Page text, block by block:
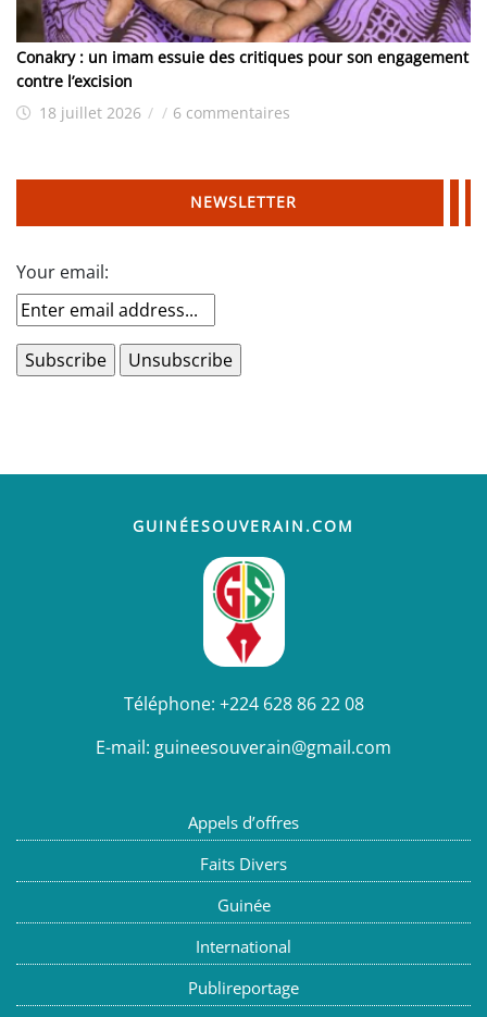
Conakry : un imam essuie des critiques pour son engagement
contre l’excision
18 juillet 2026 / / 6 commentaires
NEWSLETTER
Your email:
GUINÉESOUVERAIN.COM
Téléphone: +224 628 86 22 08
E-mail: guineesouverain@gmail.com
Appels d’offres
Faits Divers
Guinée
International
Publireportage